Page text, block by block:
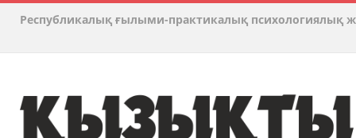
Республикалық ғылыми-практикалық психологиялық